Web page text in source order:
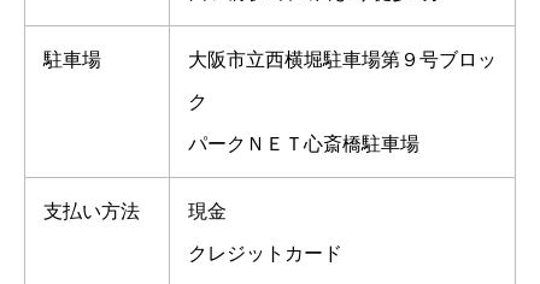
駐車場 大阪市立西横堀駐車場第９号ブロッ
ク
パークＮＥＴ心斎橋駐車場
支払い方法 現金
クレジットカード